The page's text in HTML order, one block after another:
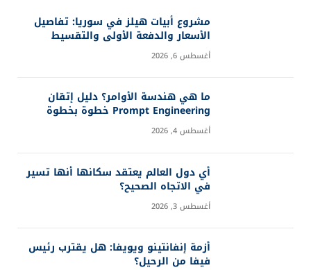
مشروع أبيات هيلز في سوريا: تفاصيل
الأسعار والدفعة الأولى والتقسيط
أغسطس 6, 2026
ما هي هندسة الأوامر؟ دليل إتقان
Prompt Engineering خطوة بخطوة
أغسطس 4, 2026
أي دول العالم يعتقد سكانها أنها تسير
في الاتجاه الصحيح؟
أغسطس 3, 2026
أزمة إنفانتينو ويويفا: هل يقترب رئيس
فيفا من الرحيل؟